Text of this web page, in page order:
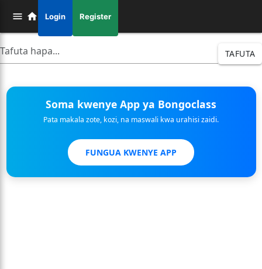
Login Register
TAFUTA
Soma kwenye App ya Bongoclass
Pata makala zote, kozi, na maswali kwa urahisi zaidi.
FUNGUA KWENYE APP